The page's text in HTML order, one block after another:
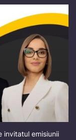
invitatul emisiunii